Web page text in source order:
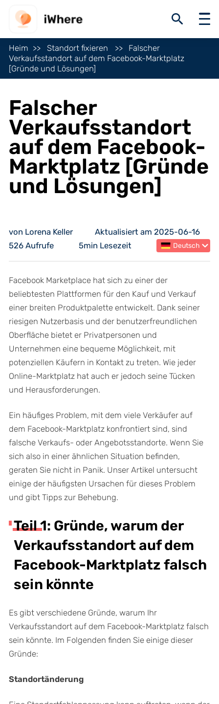
Heim Standort fixieren
Falscher
Verkaufsstandort auf dem Facebook-Marktplatz
[Gründe und Lösungen]
Falscher
Verkaufsstandort
auf dem Facebook-
Marktplatz [Gründe
und Lösungen]
von Lorena Keller
Aktualisiert am 2025-06-16
526 Aufrufe
5min Lesezeit Deutsch
Facebook Marketplace hat sich zu einer der
beliebtesten Plattformen für den Kauf und Verkauf
einer breiten Produktpalette entwickelt. Dank seiner
riesigen Nutzerbasis und der benutzerfreundlichen
Oberfläche bietet er Privatpersonen und
Unternehmen eine bequeme Möglichkeit, mit
potenziellen Käufern in Kontakt zu treten. Wie jeder
Online-Marktplatz hat auch er jedoch seine Tücken
und Herausforderungen.
Ein häufiges Problem, mit dem viele Verkäufer auf
dem Facebook-Marktplatz konfrontiert sind, sind
falsche Verkaufs- oder Angebotsstandorte. Wenn Sie
sich also in einer ähnlichen Situation befinden,
geraten Sie nicht in Panik. Unser Artikel untersucht
einige der häufigsten Ursachen für dieses Problem
und gibt Tipps zur Behebung.
Teil 1: Gründe, warum der
Verkaufsstandort auf dem
Facebook-Marktplatz falsch
sein könnte
Es gibt verschiedene Gründe, warum Ihr
Verkaufsstandort auf dem Facebook-Marktplatz falsch
sein könnte. Im Folgenden finden Sie einige dieser
Gründe:
Standortänderung